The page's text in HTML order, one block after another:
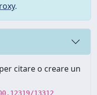
.
citare o creare un
13312